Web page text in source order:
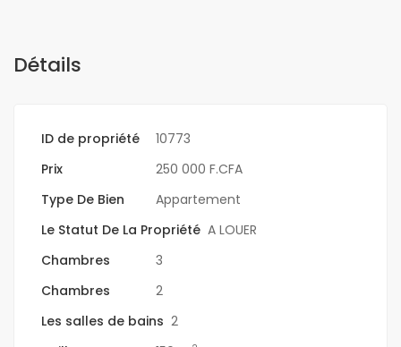
Détails
ID de propriété
10773
Prix
250 000 F.CFA
Type De Bien
Appartement
Le Statut De La Propriété A LOUER
Chambres
3
Chambres
2
Les salles de bains 2